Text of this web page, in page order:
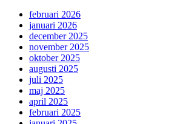
februari 2026
januari 2026
december 2025
november 2025
oktober 2025
augusti 2025
juli 2025
maj 2025
april 2025
februari 2025